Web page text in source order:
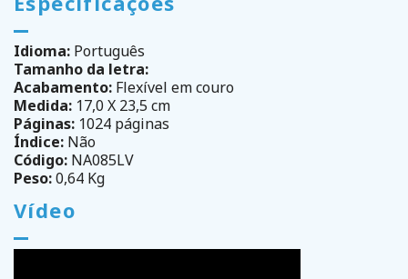
Idioma: Português
Tamanho da letra:
Acabamento: Flexível em couro
Medida: 17,0 X 23,5 cm
Páginas: 1024 páginas
Índice: Não
Código: NA085LV
Peso:0,64 Kg
Vídeo